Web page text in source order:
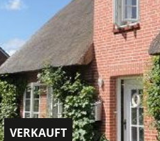
VERKAUFT